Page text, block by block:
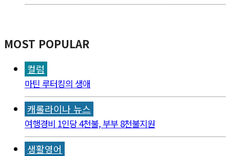
MOST POPULAR
컬럼
마틴 루터킹의 생애
캐롤라이나 뉴스
여행경비 1인당 4천불, 부부 8천불지원
생활영어